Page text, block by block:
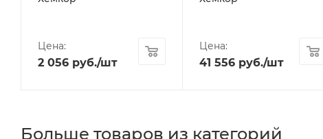
Цена:
2 056руб./шт
Цена:
41 556руб./шт
Больше товаров из категорий